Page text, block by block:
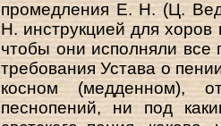
промедления Е. H. (Ц.
Н. инструкцией для хоров
чтобы они исполняли все
требования Устава о
косном (медденном),
песнопений, ни под